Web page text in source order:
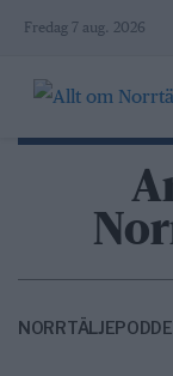
Skip
content
Fredag 7 aug. 2026